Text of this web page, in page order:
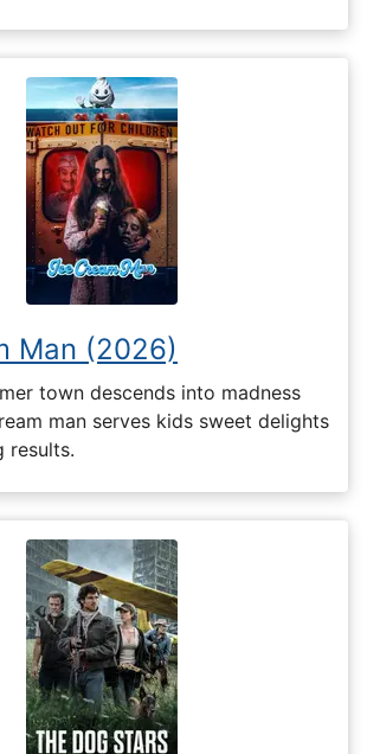
Man (2026)
town descends into madness
man serves kids sweet delights
results.